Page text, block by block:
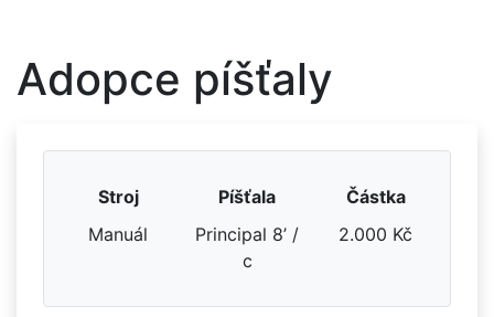
Adopce píšťaly
Stroj Píšťala
Částka
Manuál
Principal 8’ /
c
2.000 Kč